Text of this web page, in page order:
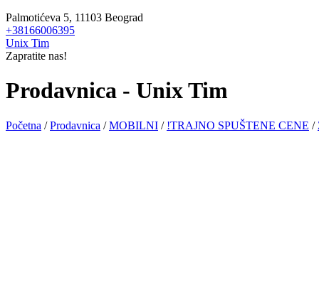
Palmotićeva 5, 11103 Beograd
+38166006395
Unix Tim
Zapratite nas!
Prodavnica - Unix Tim
Početna /Prodavnica /MOBILNI / !TRAJNO SPUŠTENE CENE /